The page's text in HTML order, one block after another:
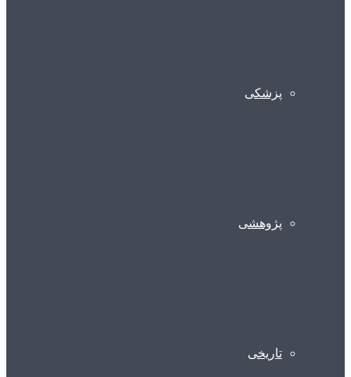
پزشکی
پژوهشی
تاریخی